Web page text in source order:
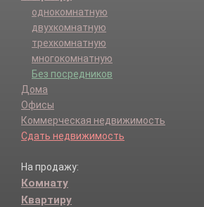
однокомнатную
двухкомнатную
трехкомнатную
многокомнатную
Без посредников
Дома
Офисы
Коммерческая недвижимость
Сдать недвижимость
На продажу:
Комнату
Квартиру